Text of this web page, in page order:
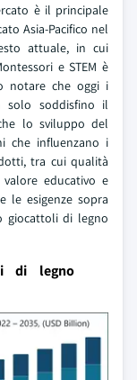
è il principale
Asia-Pacifico nel
attuale, in cui
e STEM è
notare che oggi i
solo soddisfino il
lo sviluppo del
che influenzano i
tra cui qualità
educativo e
le esigenze sopra
giocattoli di legno
di legno